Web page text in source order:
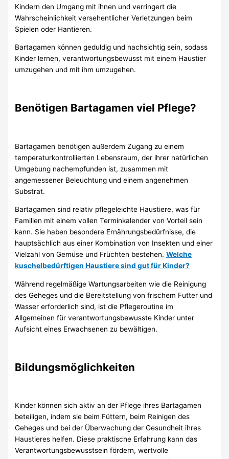
Kindern den Umgang mit ihnen und verringert die
Wahrscheinlichkeit versehentlicher Verletzungen beim
Spielen oder Hantieren.
Bartagamen können geduldig und nachsichtig sein, sodass
Kinder lernen, verantwortungsbewusst mit einem Haustier
umzugehen und mit ihm umzugehen.
Benötigen Bartagamen viel Pflege?
Bartagamen benötigen außerdem Zugang zu einem
temperaturkontrollierten Lebensraum, der ihrer natürlichen
Umgebung nachempfunden ist, zusammen mit
angemessener Beleuchtung und einem angenehmen
Substrat.
Bartagamen sind relativ pflegeleichte Haustiere, was für
Familien mit einem vollen Terminkalender von Vorteil sein
kann. Sie haben besondere Ernährungsbedürfnisse, die
hauptsächlich aus einer Kombination von Insekten und einer
Vielzahl von Gemüse und Früchten bestehen.Welche
kuschelbedürftigen Haustiere sind gut für Kinder?
Während regelmäßige Wartungsarbeiten wie die Reinigung
des Geheges und die Bereitstellung von frischem Futter und
Wasser erforderlich sind, ist die Pflegeroutine im
Allgemeinen für verantwortungsbewusste Kinder unter
Aufsicht eines Erwachsenen zu bewältigen.
Bildungsmöglichkeiten
Kinder können sich aktiv an der Pflege ihres Bartagamen
beteiligen, indem sie beim Füttern, beim Reinigen des
Geheges und bei der Überwachung der Gesundheit ihres
Haustieres helfen. Diese praktische Erfahrung kann das
Verantwortungsbewusstsein fördern, wertvolle